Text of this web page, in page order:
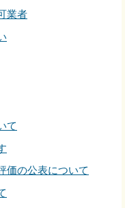
業者
て
価の公表について